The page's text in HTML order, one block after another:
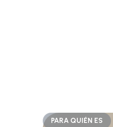
PARA QUIÉN ES